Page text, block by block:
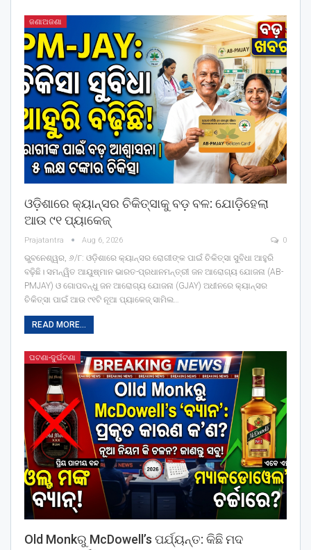
ଜଣାଅଜଣା
ଓଡ଼ିଶାରେ କ୍ୟାନ୍ସର ଚିକିତ୍ସାକୁ ବଡ଼ ବଳ: ଯୋଡ଼ିହେଲା
ଆଉ ୯୧ ପ୍ୟାକେଜ୍
Prajatantra Aug 6, 2026 0
ଭୁବନେଶ୍ୱର, ୬/୮: ଓଡ଼ିଶାରେ କ୍ୟାନ୍ସର ରୋଗୀଙ୍କ ପାଇଁ ଚିକିତ୍ସା ସୁବିଧା ଆହୁରି
ବଢ଼ିଛି। ସମନ୍ୱିତ ଆୟୁଷ୍ମାନ ଭାରତ-ପ୍ରଧାନମନ୍ତ୍ରୀ ଜନ ଆରୋଗ୍ୟ ଯୋଜନା (AB-
PMJAY) ଓ ଗୋପବନ୍ଧୁ ଜନ ଆରୋଗ୍ୟ ଯୋଜନା (GJAY) ଅଧୀନରେ କ୍ୟାନ୍ସର
ଚିକିତ୍ସା ପାଇଁ ଆଉ ୯୧ଟି ନୂଆ ପ୍ୟାକେଜ୍ ସାମିଲ…
READ MORE...
ଘଟଣା-ଦୁର୍ଘଟଣା
Old Monkରୁ McDowell’s ପର୍ଯ୍ୟନ୍ତ: କିଛି ମଦ